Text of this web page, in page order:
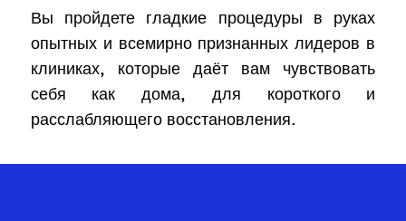
Вы пройдете гладкие процедуры в руках
опытных и всемирно признанных лидеров в
клиниках, которые даёт вам чувствовать
себя как дома, для короткого и
расслабляющего восстановления.